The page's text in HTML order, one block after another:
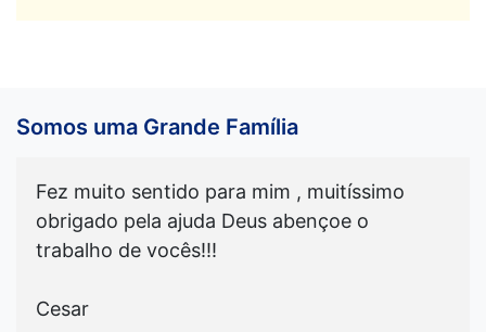
Somos uma Grande Família
Fez muito sentido para mim , muitíssimo
obrigado pela ajuda Deus abençoe o
trabalho de vocês!!!
Cesar